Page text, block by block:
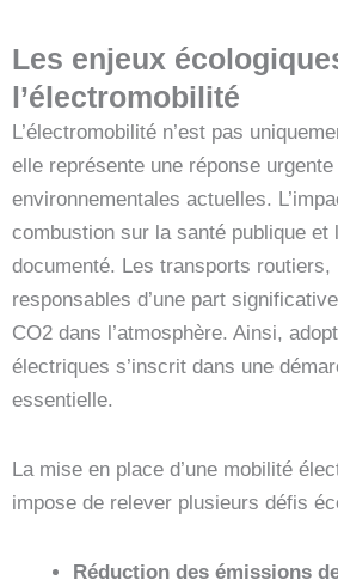
Les enjeux
l’électromobilité
L’électromobilité n’est pas
elle représente une réponse
environnementales actuelles.
combustion sur la santé publique et
documenté. Les transports routiers,
responsables d’une part
CO2 dans l’atmosphère. Ainsi,
électriques s’inscrit dans une
essentielle.
La mise en place d’une mobilité
impose de relever plusieurs défis
Réduction des émissions